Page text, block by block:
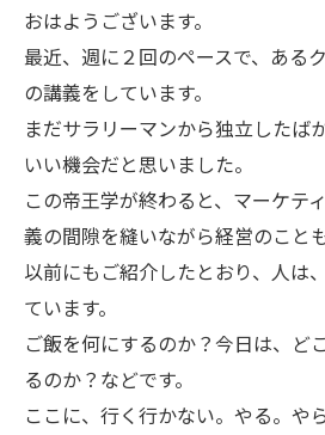
おはようございます。
最近、週に２回のペースで、ある
の講義をしています。
まだサラリーマンから独立したば
いい機会だと思いました。
この帝王学が終わると、マーケテ
義の間隙を縫いながら経営のこと
以前にもご紹介したとおり、人は
ています。
ご飯を何にするのか？今日は、ど
るのか？などです。
ここに、行く行かない。やる。や